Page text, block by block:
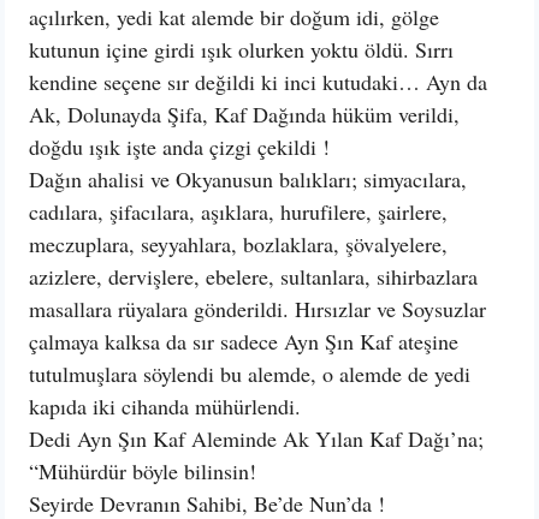
açılırken, yedi kat alemde bir doğum idi, gölge
kutunun içine girdi ışık olurken yoktu öldü. Sırrı
kendine seçene sır değildi ki inci kutudaki… Ayn da
Ak, Dolunayda Şifa, Kaf Dağında hüküm verildi,
doğdu ışık işte anda çizgi çekildi !
Dağın ahalisi ve Okyanusun balıkları; simyacılara,
cadılara, şifacılara, aşıklara, hurufilere, şairlere,
meczuplara, seyyahlara, bozlaklara, şövalyelere,
azizlere, dervişlere, ebelere, sultanlara, sihirbazlara
masallara rüyalara gönderildi. Hırsızlar ve Soysuzlar
çalmaya kalksa da sır sadece Ayn Şın Kaf ateşine
tutulmuşlara söylendi bu alemde, o alemde de yedi
kapıda iki cihanda mühürlendi.
Dedi Ayn Şın Kaf Aleminde Ak Yılan Kaf Dağı’na;
“Mühürdür böyle bilinsin!
Seyirde Devranın Sahibi, Be’de Nun’da !